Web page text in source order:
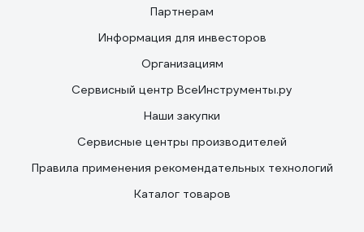
Партнерам
Информация для инвесторов
Организациям
Сервисный центр ВсеИнструменты.ру
Наши закупки
Сервисные центры производителей
Правила применения рекомендательных технологий
Каталог товаров